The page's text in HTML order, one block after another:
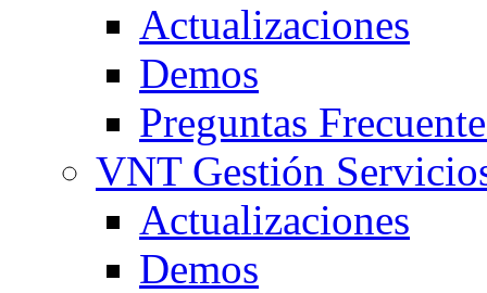
Actualizaciones
Demos
Preguntas
VNT Gestión
Actualizaciones
Demos